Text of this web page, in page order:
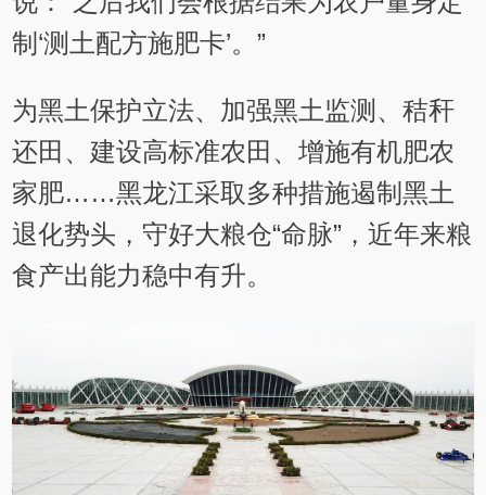
制‘测土配方施肥卡’。”
为黑土保护立法、加强黑土监测、秸秆
还田、建设高标准农田、增施有机肥农
家肥……黑龙江采取多种措施遏制黑土
退化势头，守好大粮仓“命脉”，近年来粮
食产出能力稳中有升。